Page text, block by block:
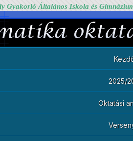
Gyakorló Általános Iskola és
2025/
Oktatási